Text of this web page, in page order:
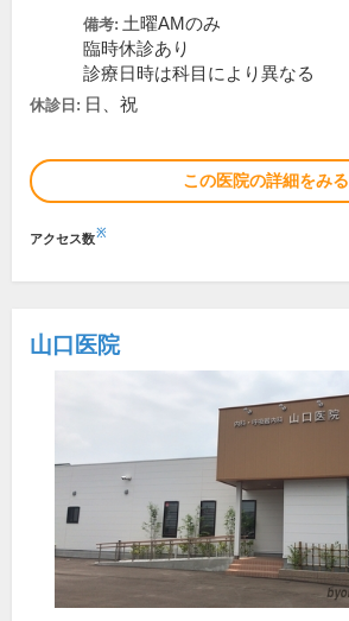
備考: 土曜AMのみ
臨時休診あり
診療日時は科目により異なる
休診日: 日、祝
この医院の詳細をみる
アクセス数※
山口医院